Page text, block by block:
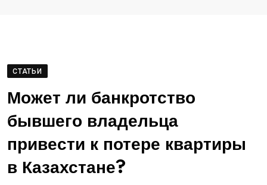
СТАТЬИ
Может ли банкротство
бывшего владельца
привести к потере квартиры
в Казахстане?